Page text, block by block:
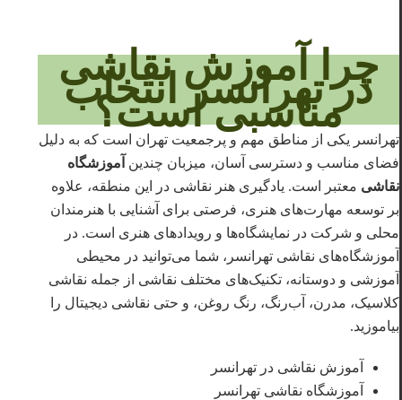
چرا آموزش نقاشی
در تهرانسر انتخاب
مناسبی است؟
تهرانسر یکی از مناطق مهم و پرجمعیت تهران است که به دلیل
فضای مناسب و دسترسی آسان، میزبان چندین آموزشگاه
نقاشی معتبر است. یادگیری هنر نقاشی در این منطقه، علاوه
بر توسعه مهارت‌های هنری، فرصتی برای آشنایی با هنرمندان
محلی و شرکت در نمایشگاه‌ها و رویدادهای هنری است. در
آموزشگاه‌های نقاشی تهرانسر، شما می‌توانید در محیطی
آموزشی و دوستانه، تکنیک‌های مختلف نقاشی از جمله نقاشی
کلاسیک، مدرن، آب‌رنگ، رنگ روغن، و حتی نقاشی دیجیتال را
بیاموزید.
آموزش نقاشی در تهرانسر
آموزشگاه نقاشی تهرانسر